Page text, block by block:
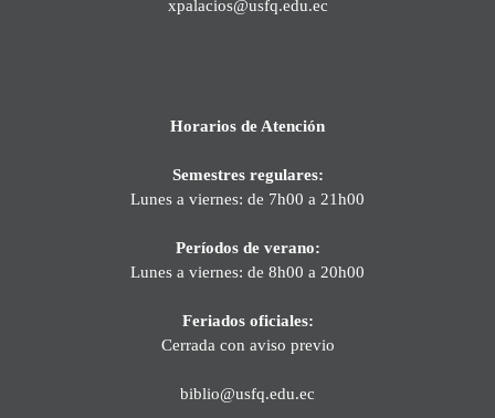
xpalacios@usfq.edu.ec
Horarios de Atención
Semestres regulares:
Lunes a viernes: de 7h00 a 21h00
Períodos de verano:
Lunes a viernes: de 8h00 a 20h00
Feriados oficiales:
Cerrada con aviso previo
biblio@usfq.edu.ec